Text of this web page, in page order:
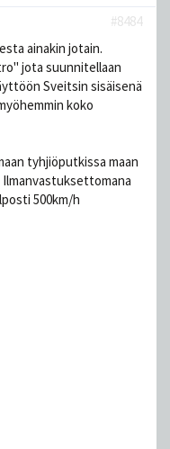
#8484
ainakin jotain.
jota suunnitellaan
Sveitsin sisäisenä
koko
tyhjiöputkissa maan
500km/h